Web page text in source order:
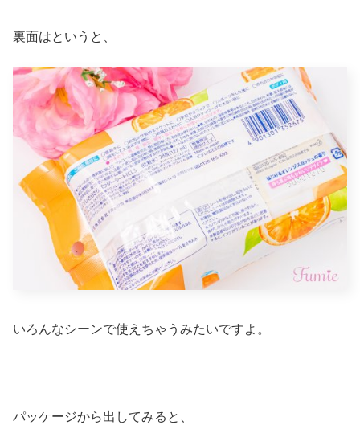
裏面はというと、
いろんなシーンで使えちゃうみたいですよ。
パッケージから出してみると、